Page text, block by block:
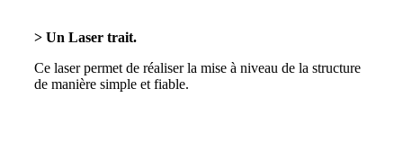
> Un Laser trait.
Ce laser permet de réaliser la mise à niveau de la structure
de manière simple et fiable.